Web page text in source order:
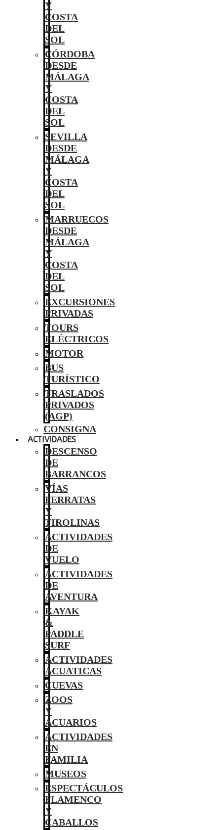
Y
COSTA
DEL
SOL
CÓRDOBA
DESDE
MÁLAGA
Y
COSTA
DEL
SOL
SEVILLA
DESDE
MÁLAGA
Y
COSTA
DEL
SOL
MARRUECOS
DESDE
MÁLAGA
Y
COSTA
DEL
SOL
EXCURSIONES
PRIVADAS
TOURS
ELÉCTRICOS
MOTOR
BUS
TURÍSTICO
TRASLADOS
PRIVADOS
(AGP)
CONSIGNA
ACTIVIDADES
DESCENSO
DE
BARRANCOS
VÍAS
FERRATAS
Y
TIROLINAS
ACTIVIDADES
DE
VUELO
ACTIVIDADES
DE
AVENTURA
KAYAK
&
PADDLE
SURF
ACTIVIDADES
ACUATICAS
CUEVAS
ZOOS
Y
ACUARIOS
ACTIVIDADES
EN
FAMILIA
MUSEOS
ESPECTÁCULOS
FLAMENCO
Y
CABALLOS